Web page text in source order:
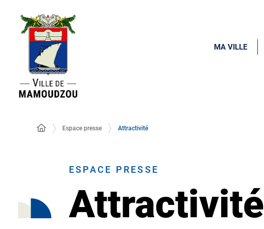
MA VILLE
Espace presse Attractivité
ESPACE PRESSE
Attractivité